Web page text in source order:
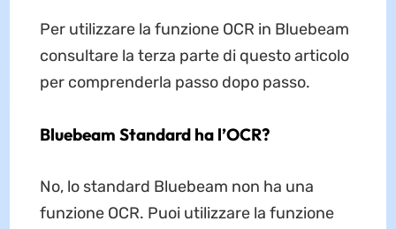
Per utilizzare la funzione OCR in Bluebeam
consultare la terza parte di questo articolo
per comprenderla passo dopo passo.
Bluebeam Standard ha l’OCR?
No, lo standard Bluebeam non ha una
funzione OCR. Puoi utilizzare la funzione